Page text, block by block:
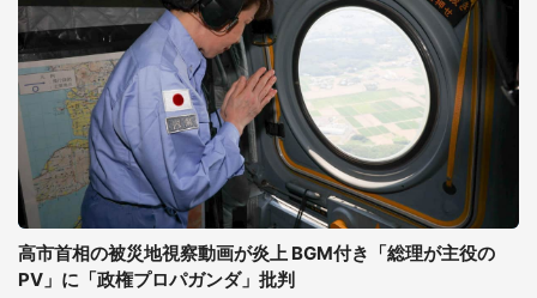
高市首相の被災地視察動画が炎上 BGM付き「総理が主役の
PV」に「政権プロパガンダ」批判